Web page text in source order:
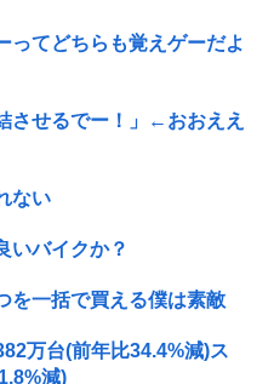
ってどちらも覚えゲーだよ
させるでー！」←おおええ
ない
いバイクか？
を一括で買える僕は素敵
万台(前年比34.4%減)ス
減)